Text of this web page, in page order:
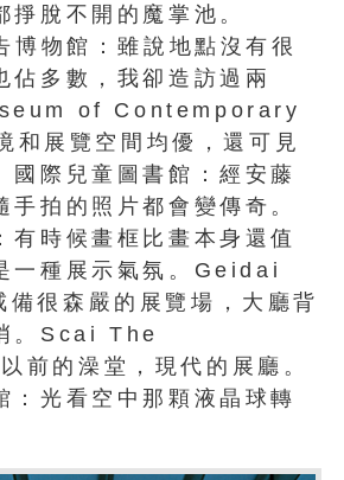
掙脫不開的魔掌池。
博物館：雖說地點沒有很
佔多數，我卻造訪過兩
of Contemporary
和展覽空間均優，還可見
國際兒童圖書館：經安藤
手拍的照片都會變傳奇。
有時候畫框比畫本身還值
一種展示氣氛。Geidai
很森嚴的展覽場，大廳背
。Scai The
前的澡堂，現代的展廳。
：光看空中那顆液晶球轉